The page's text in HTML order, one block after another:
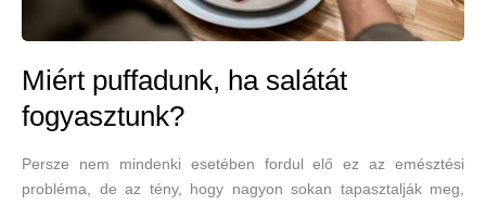
Miért puffadunk, ha salátát
fogyasztunk?
Persze nem mindenki esetében fordul elő ez az emésztési
probléma, de az tény, hogy nagyon sokan tapasztalják meg,